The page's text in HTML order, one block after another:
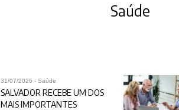
Saúde
31/07/2026 - Saúde
SALVADOR RECEBE UM DOS
MAIS IMPORTANTES